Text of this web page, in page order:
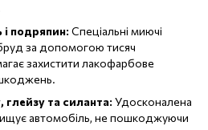
і подряпин: Спеціальні миючі
за допомогою тисяч
захистити лакофарбове
глейзу та силанта: Удосконалена
автомобіль, не пошкоджуючи